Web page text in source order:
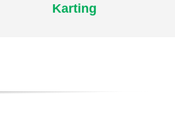
Karting